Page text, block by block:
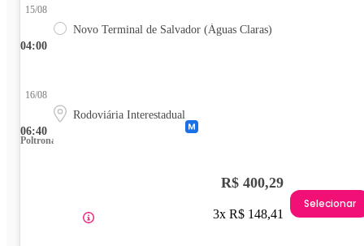
04:00
15/08
Novo Terminal de Salvador (Águas Claras)
06:40
16/08
Rodoviária Interestadual
Poltrona
R$ 400,29
3x R$ 148,41
Selecionar